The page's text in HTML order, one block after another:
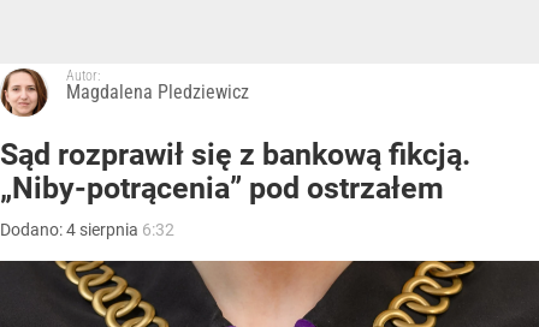
Autor:
Magdalena Pledziewicz
Sąd rozprawił się z bankową fikcją.
„Niby-potrącenia” pod ostrzałem
Dodano:4 sierpnia 6:32